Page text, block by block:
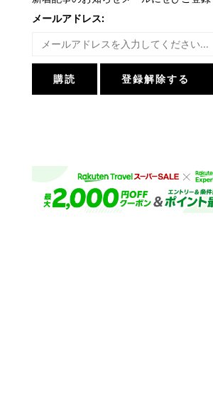
メールアドレス: